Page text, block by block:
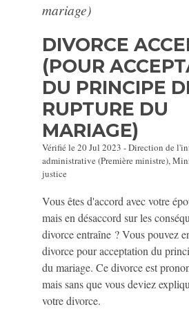
mariage)
DIVORCE
(POUR
DU PRINCIPE
RUPTURE DU
MARIAGE)
Vérifié le 20 Jul 2023 - Direction de
administrative (Première ministre),
justice
Vous êtes d'accord avec votre
mais en désaccord sur les
divorce entraîne ? Vous pouvez
divorce pour acceptation du
du mariage. Ce divorce est
mais sans que vous deviez
votre divorce.